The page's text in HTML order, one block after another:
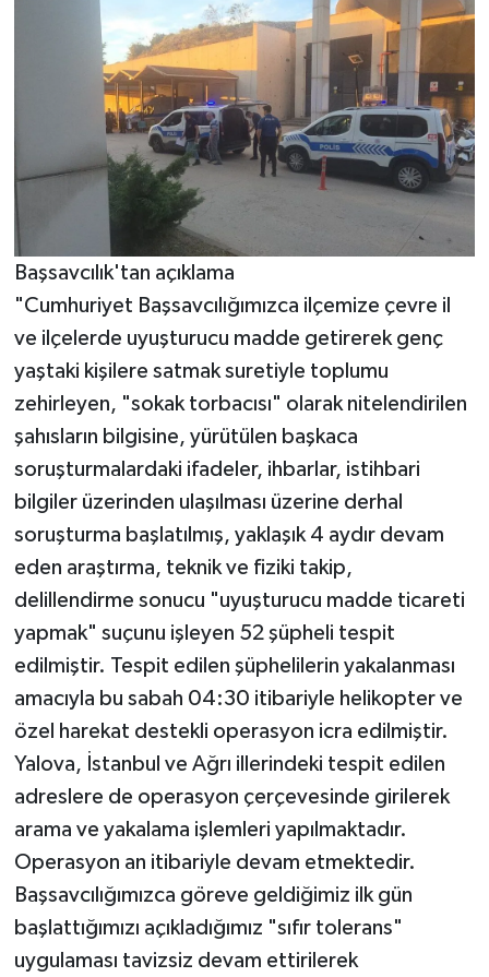
Başsavcılık'tan açıklama
"Cumhuriyet Başsavcılığımızca ilçemize çevre il
ve ilçelerde uyuşturucu madde getirerek genç
yaştaki kişilere satmak suretiyle toplumu
zehirleyen, "sokak torbacısı" olarak nitelendirilen
şahısların bilgisine, yürütülen başkaca
soruşturmalardaki ifadeler, ihbarlar, istihbari
bilgiler üzerinden ulaşılması üzerine derhal
soruşturma başlatılmış, yaklaşık 4 aydır devam
eden araştırma, teknik ve fiziki takip,
delillendirme sonucu "uyuşturucu madde ticareti
yapmak" suçunu işleyen 52 şüpheli tespit
edilmiştir. Tespit edilen şüphelilerin yakalanması
amacıyla bu sabah 04:30 itibariyle helikopter ve
özel harekat destekli operasyon icra edilmiştir.
Yalova, İstanbul ve Ağrı illerindeki tespit edilen
adreslere de operasyon çerçevesinde girilerek
arama ve yakalama işlemleri yapılmaktadır.
Operasyon an itibariyle devam etmektedir.
Başsavcılığımızca göreve geldiğimiz ilk gün
başlattığımızı açıkladığımız "sıfır tolerans"
uygulaması tavizsiz devam ettirilerek